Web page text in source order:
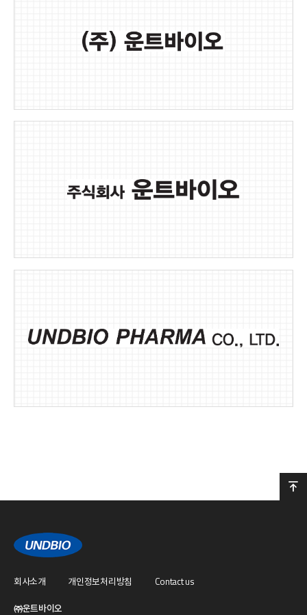
회사소개 개인정보처리방침
Contact us
㈜운트바이오